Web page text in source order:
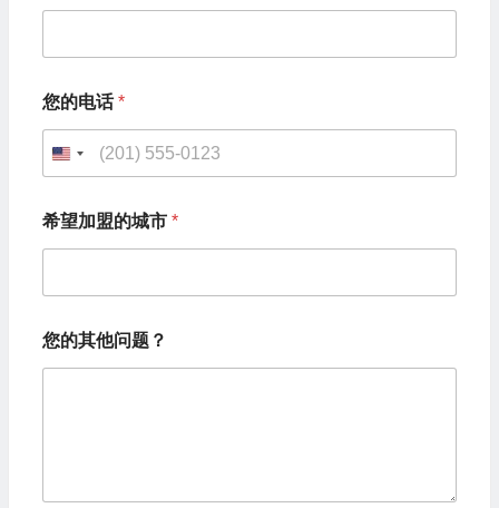
您的电话*
U
i
e
d
S
e
希望加盟的城市 *
的
姓
您的其他问题？